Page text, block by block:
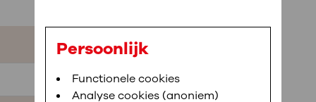
Bloedafname,MijnOLVG,Digitalisering
In MijnOLVG kunt u uw medische
het u uitkomt. OLVG breidt MijnOLVG
Persoonlijk
Functionele cookies
Analyse cookies (anoniem)